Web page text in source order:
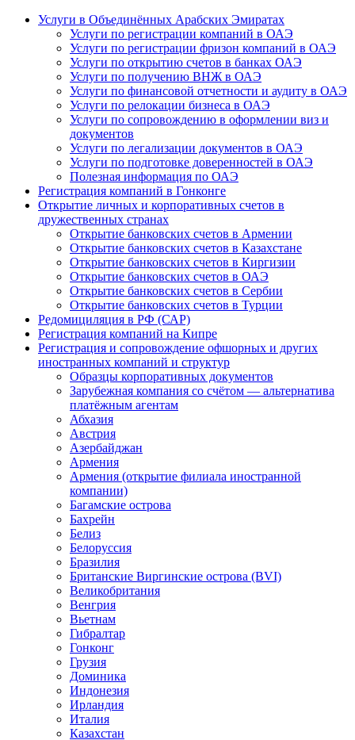
Услуги в Объединённых Арабских Эмиратах
Услуги по регистрации компаний в ОАЭ
Услуги по регистрации фризон компаний в ОАЭ
Услуги по открытию счетов в банках ОАЭ
Услуги по получению ВНЖ в ОАЭ
Услуги по финансовой отчетности и аудиту в ОАЭ
Услуги по релокации бизнеса в ОАЭ
Услуги по сопровождению в оформлении виз и
документов
Услуги по легализации документов в ОАЭ
Услуги по подготовке доверенностей в ОАЭ
Полезная информация по ОАЭ
Регистрация компаний в Гонконге
Открытие личных и корпоративных счетов в
дружественных странах
Открытие банковских счетов в Армении
Открытие банковских счетов в Казахстане
Открытие банковских счетов в Киргизии
Открытие банковских счетов в ОАЭ
Открытие банковских счетов в Сербии
Открытие банковских счетов в Турции
Редомициляция в РФ (САР)
Регистрация компаний на Кипре
Регистрация и сопровождение офшорных и других
иностранных компаний и структур
Образцы корпоративных документов
Зарубежная компания со счётом — альтернатива
платёжным агентам
Абхазия
Австрия
Азербайджан
Армения
Армения (открытие филиала иностранной
компании)
Багамские острова
Бахрейн
Белиз
Белоруссия
Бразилия
Британские Виргинские острова (BVI)
Великобритания
Венгрия
Вьетнам
Гибралтар
Гонконг
Грузия
Доминика
Индонезия
Ирландия
Италия
Казахстан